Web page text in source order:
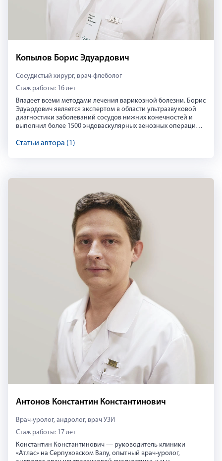
Борис Копылов
Владеет всеми методами лечения варикозной болезни.
https://vk.com/atlasclinic
Копылов Борис Эдуардович
Сосудистый хирург, врач-флеболог
Стаж работы: 16 лет
Владеет всеми методами лечения варикозной болезни. Борис
Эдуардович является экспертом в области ультразвуковой
диагностики заболеваний сосудов нижних конечностей и
выполнил более 1500 эндоваскулярных венозных операций.
конференциях по специальности. Действующий сертификат
Статьи автора (1)
Антонов Константин Константинович
Врач-уролог, андролог, врач УЗИ
Стаж работы: 17 лет
Константин Константинович — руководитель клиники
«Атлас» на Серпуховском Валу, опытный врач-уролог,